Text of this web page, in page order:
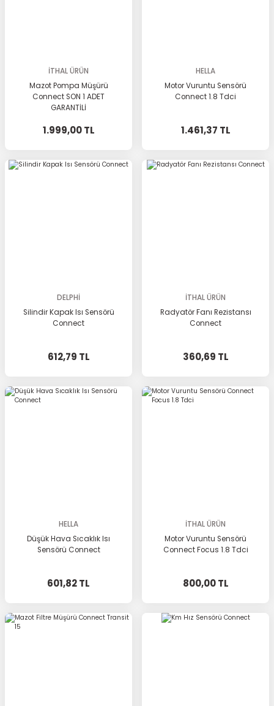
İTHAL ÜRÜN
Mazot Pompa Müşürü
Connect SON 1 ADET
GARANTİLİ
1.999,00 TL
HELLA
Motor Vuruntu Sensörü
Connect 1.8 Tdci
1.461,37 TL
DELPHİ
Silindir Kapak Isı Sensörü
Connect
612,79 TL
İTHAL ÜRÜN
Radyatör Fanı Rezistansı
Connect
360,69 TL
HELLA
Düşük Hava Sıcaklık Isı
Sensörü Connect
601,82 TL
İTHAL ÜRÜN
Motor Vuruntu Sensörü
Connect Focus 1.8 Tdci
800,00 TL